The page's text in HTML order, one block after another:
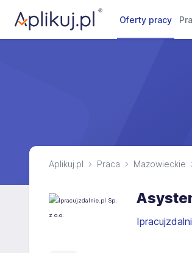
Oferty pracy
Aplikuj.pl Praca Mazowieckie